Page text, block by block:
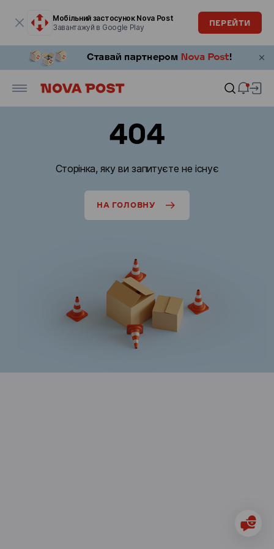
Мобільний застосунок Nova Post
Завантажуй в Google Play
ПЕРЕЙТИ
404
Сторінка, яку ви запитуєте не існує
НА ГОЛОВНУ